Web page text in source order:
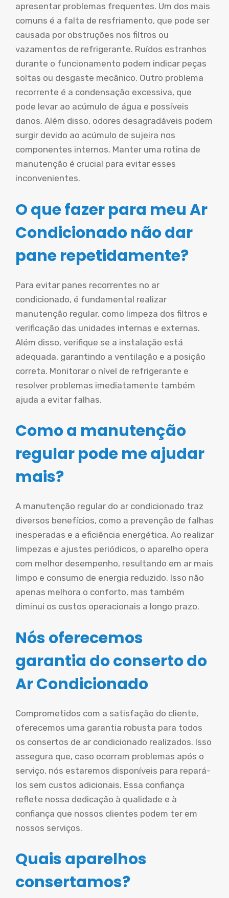
apresentar problemas frequentes. Um dos mais
comuns é a falta de resfriamento, que pode ser
causada por obstruções nos filtros ou
vazamentos de refrigerante. Ruídos estranhos
durante o funcionamento podem indicar peças
soltas ou desgaste mecânico. Outro problema
recorrente é a condensação excessiva, que
pode levar ao acúmulo de água e possíveis
danos. Além disso, odores desagradáveis podem
surgir devido ao acúmulo de sujeira nos
componentes internos. Manter uma rotina de
manutenção é crucial para evitar esses
inconvenientes.
O que fazer para meu Ar
Condicionado não dar
pane repetidamente?
Para evitar panes recorrentes no ar
condicionado, é fundamental realizar
manutenção regular, como limpeza dos filtros e
verificação das unidades internas e externas.
Além disso, verifique se a instalação está
adequada, garantindo a ventilação e a posição
correta. Monitorar o nível de refrigerante e
resolver problemas imediatamente também
ajuda a evitar falhas.
Como a manutenção
regular pode me ajudar
mais?
A manutenção regular do ar condicionado traz
diversos benefícios, como a prevenção de falhas
inesperadas e a eficiência energética. Ao realizar
limpezas e ajustes periódicos, o aparelho opera
com melhor desempenho, resultando em ar mais
limpo e consumo de energia reduzido. Isso não
apenas melhora o conforto, mas também
diminui os custos operacionais a longo prazo.
Nós oferecemos
garantia do conserto do
Ar Condicionado
Comprometidos com a satisfação do cliente,
oferecemos uma garantia robusta para todos
os consertos de ar condicionado realizados. Isso
assegura que, caso ocorram problemas após o
serviço, nós estaremos disponíveis para repará-
los sem custos adicionais. Essa confiança
reflete nossa dedicação à qualidade e à
confiança que nossos clientes podem ter em
nossos serviços.
Quais aparelhos
consertamos?